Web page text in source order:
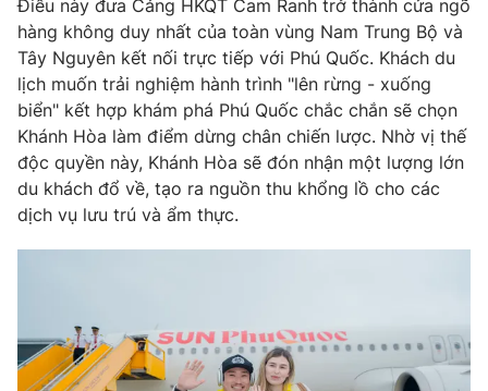
Theo dõi báo trên
Cơ quan chủ quản:Đài Truyền hình Việt Nam
Cơ quan báo chí: Thời báo VTV
Giấy phép hoạt động báo in và báo điện tử số 483/GP-BTTTT
cấp ngày 29/12/2023
Tổng đài VTV:024.38 355 931 - 024.38 355 932
Ðiện thoại Thời báo VTV:024.66 897 897
Điều này đưa Cảng HKQT Cam Ranh trở thành cửa ngõ
hàng không duy nhất của toàn vùng Nam Trung Bộ và
Tây Nguyên kết nối trực tiếp với Phú Quốc. Khách du
lịch muốn trải nghiệm hành trình "lên rừng - xuống
biển" kết hợp khám phá Phú Quốc chắc chắn sẽ chọn
Khánh Hòa làm điểm dừng chân chiến lược. Nhờ vị thế
độc quyền này, Khánh Hòa sẽ đón nhận một lượng lớn
du khách đổ về, tạo ra nguồn thu khổng lồ cho các
dịch vụ lưu trú và ẩm thực.